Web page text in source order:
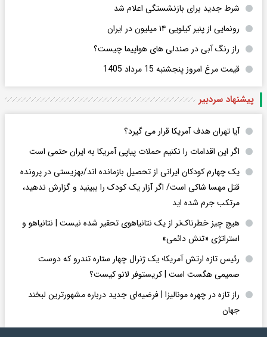
شرط جدید برای بازنشستگی اعلام شد
رونمایی از پنیر کیلویی ۱۴ میلیون در ایران
راز رنگ آبی در صندلی های هواپیما چیست؟
قیمت مرغ امروز پنجشنبه 15 مرداد 1405
پیشنهاد سردبیر
آیا تهران هدف آمریکا قرار می گیرد؟
اگر این اقدامات را نکنیم حملات پیاپی آمریکا به ایران حتمی است
یک چهارم کودکان ایرانی از تحصیل بازمانده اند/بهزیستی در پرونده
قتل مهسا شاکی است/ اگر آزار یک کودک را ببینید و گزارش ندهید،
مرتکب جرم شده اید
هیچ چیز خطرناک‌تر از یک نتانیاهوی تحقیر شده نیست | نتانیاهو و
استراتژی «تنش دائمی»
رئیس تازه ارتش آمریکا؛ یک ژنرال چهار ستاره تندرو که دوست
صمیمی هگست است | کریستوفر لانو کیست؟
راز تازه در چهره مونالیزا | فرضیه‌ای جدید درباره مشهورترین لبخند
جهان